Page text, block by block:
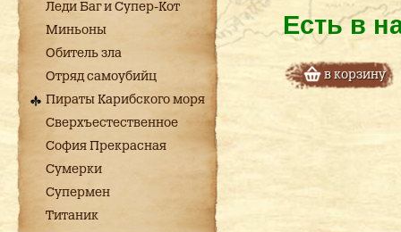
Леди Баг и Супер-Кот
Миньоны
Обитель зла
Отряд самоубийц
Пираты Карибского моря
Сверхъестественное
София Прекрасная
Сумерки
Супермен
Титаник
Есть в
в корзину